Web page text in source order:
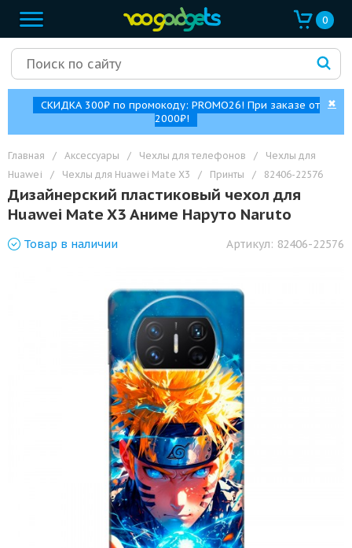
0
СКИДКА 300₽ по промокоду: PROMO26! При заказе от
2000₽!
✖
Главная / Аксессуары / Чехлы для телефонов /
Чехлы для
Huawei
/ Чехлы для Huawei Mate X3 / Принты / 82406-22576
Дизайнерский пластиковый чехол для
Huawei Mate X3 Аниме Наруто Naruto
Товар в наличии Артикул: 82406-22576